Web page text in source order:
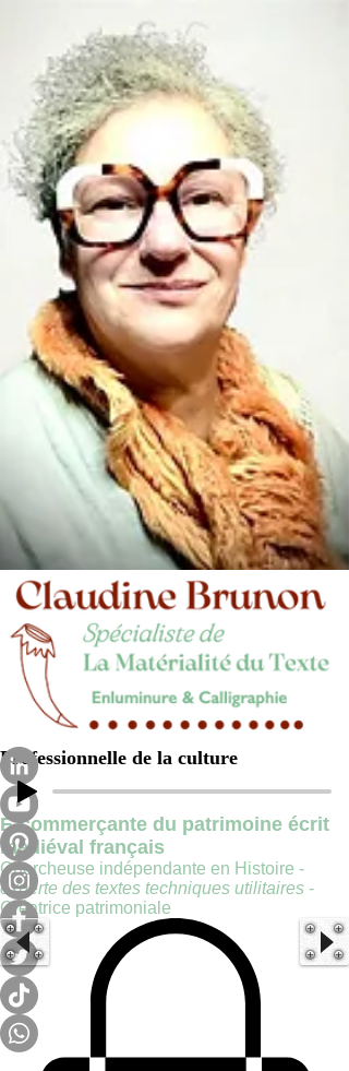
Professionnelle de la culture
E-commerçante du patrimoine écrit
médiéval français
Chercheuse indépendante en Histoire -
experte des textes techniques utilitaires -
Créatrice patrimoniale